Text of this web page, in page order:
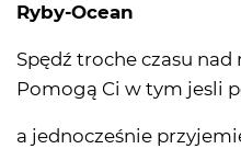
Ryby-Ocean
Spędź troche czasu nad
Pomogą Ci w tym jesli
a jednocześnie